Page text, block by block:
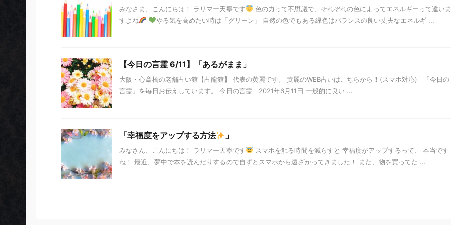
みなさま、こんにちは！ ラリマー天寧です
色の力って不思議で、それぞれの色によってエネルギーって違いま
すよね
やる気を高めたい時は「グリーン」 自然の色でもある緑色はバランスの良い丈夫なエネルギ ...
【今日の言霊 6/11】「あるがまま」
大阪・心斎橋の老舗占い館【占龍館】 代表の黄麗です。 黄麗のWEB占いはこちらから！(スマホ対応) 「今日の
言霊」を毎日お伝えしています。 今日の言霊 2021年6月11日 一般的に良い ...
「幸福度をアップする方法 」
みなさん、こんにちは！ ラリマー天寧です
スマホを触る時間を減らすと 幸福度がアップするって、 本当です
ね！ 最近、夢中で本を読んだりするので自ずとスマホから遠ざかってきました！ また、物を買ってた ...